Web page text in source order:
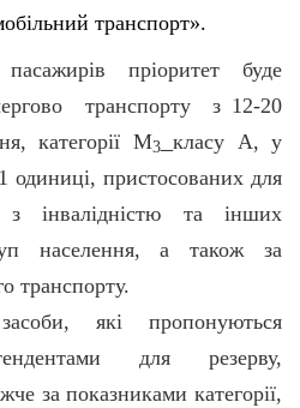
транспорт».
пріоритет буде
транспорту з 12-20
категорії М3
класу А, у
пристосованих для
з інвалідністю та інших
населення, а також за
транспорту.
які пропонуються
для резерву,
за показниками категорії,